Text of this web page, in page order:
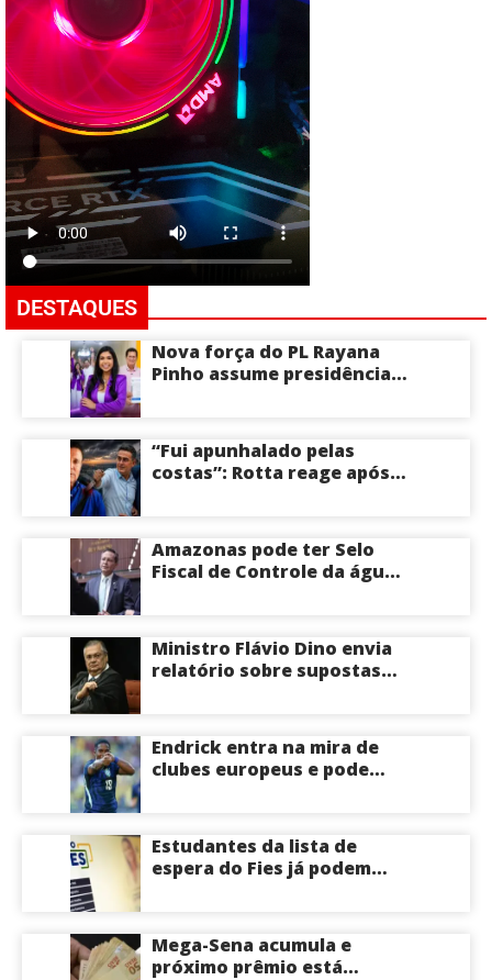
DESTAQUES
Nova força do PL Rayana
Pinho assume presidência
como nome competitivo
para a ALEAM
“Fui apunhalado pelas
costas”: Rotta reage após
o Senado pelo Amazonas;
veja
Amazonas pode ter Selo
Fiscal de Controle da água
Ministro Flávio Dino envia
relatório sobre supostas
Endrick entra na mira de
clubes europeus e pode
Estudantes da lista de
espera do Fies já podem
Mega-Sena acumula e
próximo prêmio está